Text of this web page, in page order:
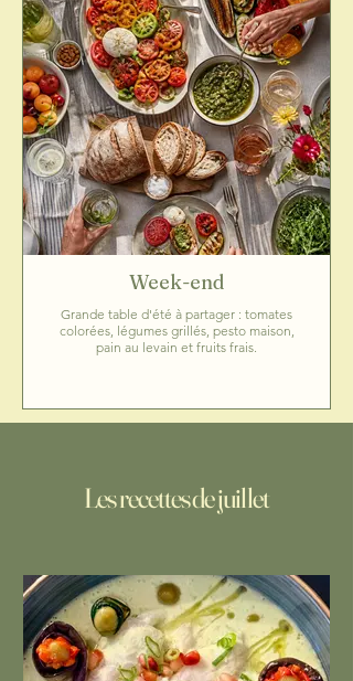
Week-end
Grande table d'été à partager : tomates
colorées, légumes grillés, pesto maison,
pain au levain et fruits frais.
Les recettes de juillet